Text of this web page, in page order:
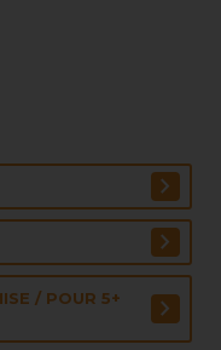
/ POUR 5+